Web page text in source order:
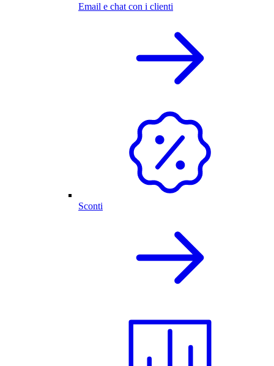
Email e chat con i clienti
Sconti